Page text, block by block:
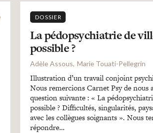
DOSSIER
La pédopsychiatrie de
possible ?
Adèle Assous Marie Touati-Pellegrin
Illustration d’un travail conjoint
Nous remercions Carnet Psy de nous
question suivante : « La
possible ? Difficultés, singularités,
avec les collègues soignants ». Nous
répondre…